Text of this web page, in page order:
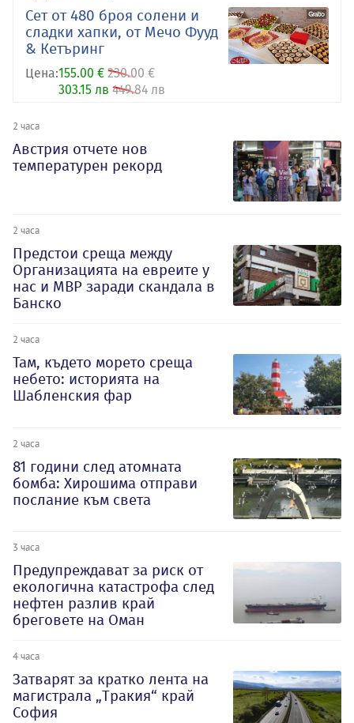
Сет от 480 броя солени и
сладки хапки, от Мечо Фууд
& Кетъринг
Цена:155.00 € 230.00 €
303.15 лв 449.84 лв
2 часа
Австрия отчете нов
температурен рекорд
2 часа
Предстои среща между
Организацията на евреите у
нас и МВР заради скандала в
Банско
2 часа
Там, където морето среща
небето: историята на
Шабленския фар
2 часа
81 години след атомната
бомба: Хирошима отправи
послание към света
3 часа
Предупреждават за риск от
екологична катастрофа след
нефтен разлив край
бреговете на Оман
4 часа
Затварят за кратко лента на
магистрала „Тракия“ край
София